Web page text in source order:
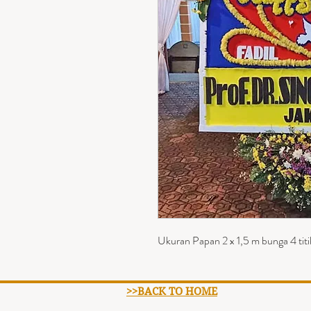
Ukuran Papan 2 x 1,5 m bunga 4
>>BACK TO HOME